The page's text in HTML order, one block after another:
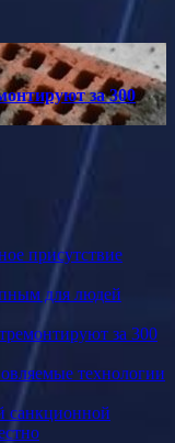
за 300
присутствие
для людей
за 300
технологии
санкционной